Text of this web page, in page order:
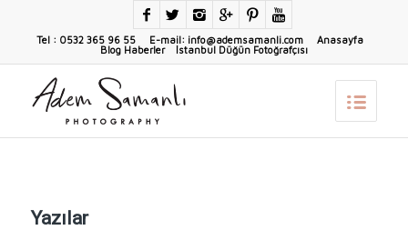
Tel : 0532 365 96 55 E-mail: info@ademsamanli.com Anasayfa
Blog Haberler
İstanbul Düğün Fotoğrafçısı
Yazılar